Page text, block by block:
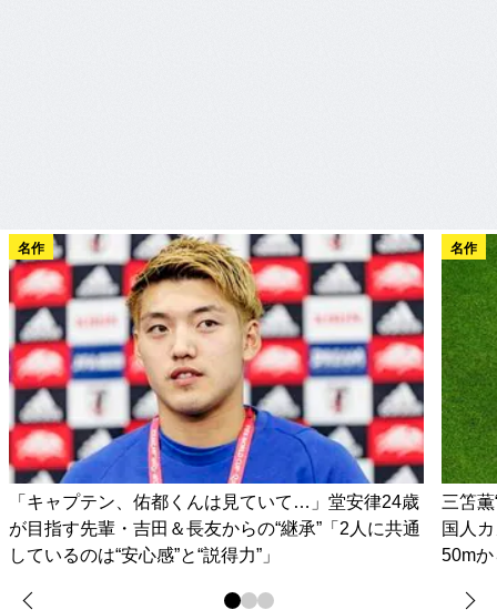
名作
「キャプテン、佑都くんは見ていて…」堂安律24歳
が目指す先輩・吉田＆長友からの“継承”「2人に共通
しているのは“安心感”と“説得力”」
名作
三笘
国人
50m